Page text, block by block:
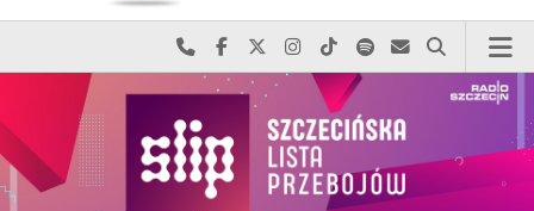
Najlepiej po prostu do nas zadzwoń
Odwiedź nas na Facebook-u
Odwiedź nas na X
Odwiedź nas na Instagram-ie
Odwiedź nas na TikTok-u
Szukaj nas na Spotify
Wyślij do nas
Szukaj